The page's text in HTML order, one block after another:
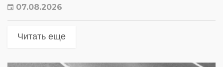
07.08.2026
Читать еще